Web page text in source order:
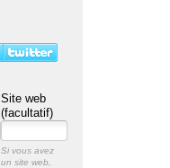
Site web
(facultatif)
Si vous avez
un site web,